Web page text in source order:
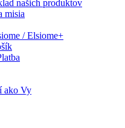
našich produktov
misia
/ Elsiome+
ako Vy